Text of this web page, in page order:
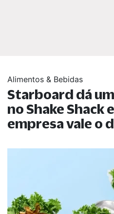
Alimentos & Bebidas
Starboard dá
no Shake Shack
empresa vale o